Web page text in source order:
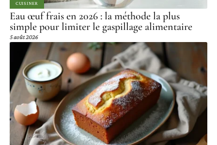
CUISINER
Eau œuf frais en 2026 : la méthode la plus
simple pour limiter le gaspillage alimentaire
5 août 2026